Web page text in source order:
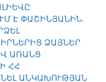
Է ՓԱՇԻՆՅԱՆԻՆ.
ՁԱՅՆԵՐ
ԱՌԱՆՑ
ՀՀ
ԱՆԿԱԽՈՒԹՅԱՆ